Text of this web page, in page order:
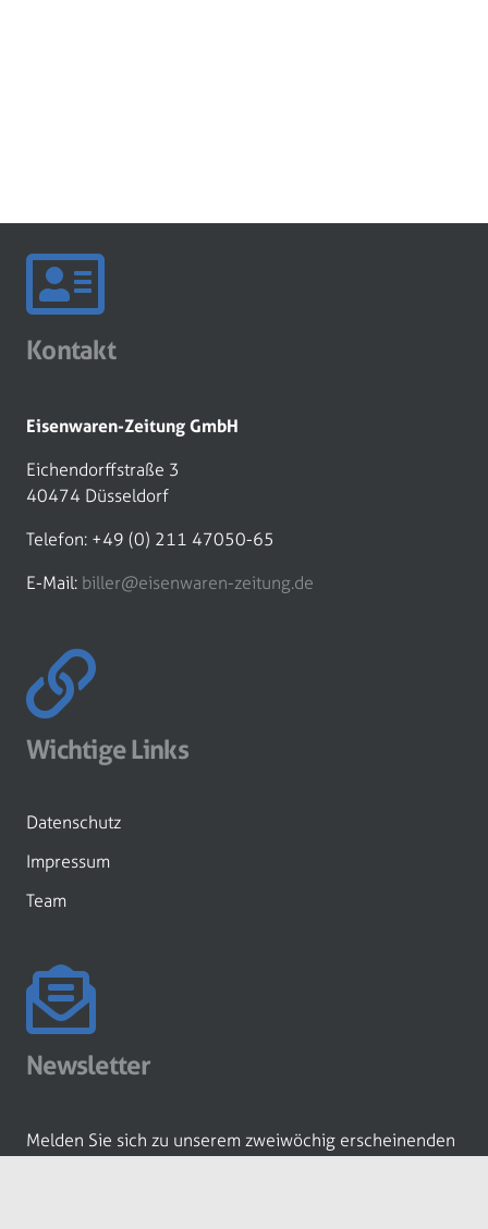
Kontakt
Eisenwaren-Zeitung GmbH
Eichendorffstraße 3
40474 Düsseldorf
Telefon: +49 (0) 211 47050-65
E-Mail: biller@eisenwaren-zeitung.de
Wichtige Links
Datenschutz
Impressum
Team
Newsletter
Melden Sie sich zu unserem zweiwöchig erscheinenden